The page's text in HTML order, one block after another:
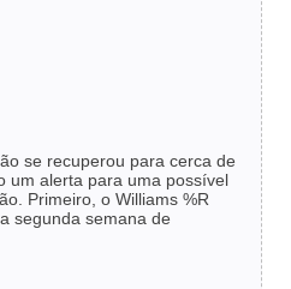
se recuperou para cerca de
um alerta para uma possível
Primeiro, o Williams %R
segunda semana de